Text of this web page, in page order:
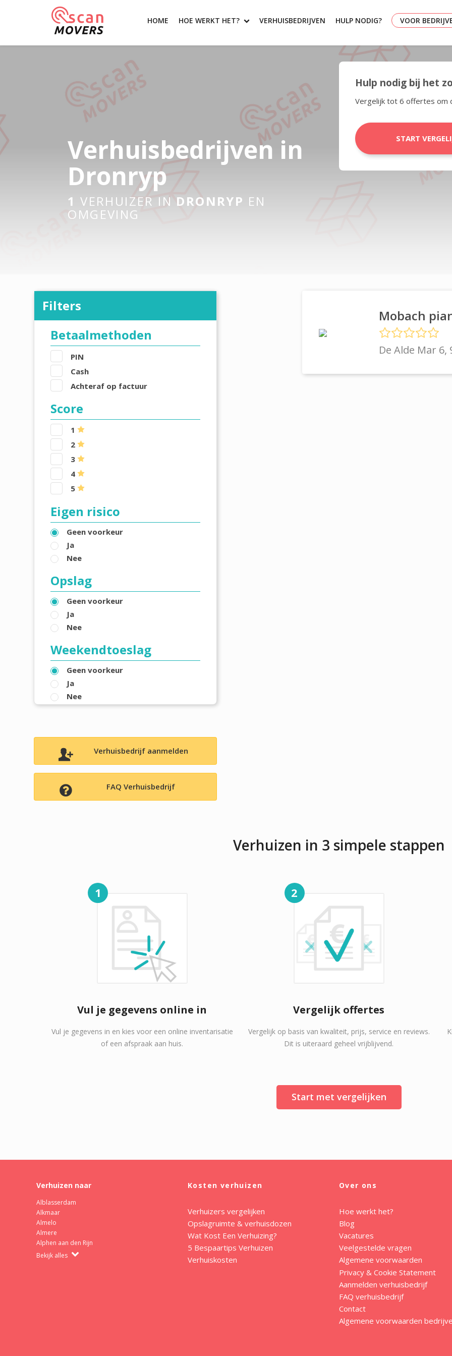
HOME HOE WERKT HET? VERHUISBEDRIJVEN HULP NODIG? VOOR
Verhuisbedrijven in
Dronryp
1 VERHUIZER IN DRONRYP EN
OMGEVING
Hulp nodig bij het
Vergelijk tot 6 offertes om
START
Filters
Betaalmethoden
PIN
Cash
Achteraf op factuur
Score
1
2
3
4
5
Eigen risico
Geen voorkeur
Ja
Nee
Opslag
Geen voorkeur
Ja
Nee
Weekendtoeslag
Geen voorkeur
Ja
Nee
Verhuisbedrijf aanmelden
FAQ Verhuisbedrijf
Mobach
De Alde Mar
Verhuizen in 3 simpele stappen
1
Vul je gegevens online in
Vul je gegevens in en kies voor een online inventarisatie
of een afspraak aan huis.
2
Vergelijk offertes
Vergelijk op basis van kwaliteit, prijs, service en reviews.
Dit is uiteraard geheel vrijblijvend.
Start met vergelijken
Verhuizen naar
Alblasserdam
Alkmaar
Almelo
Almere
Alphen aan den Rijn
Bekijk alles
Kosten verhuizen
Verhuizers vergelijken
Opslagruimte & verhuisdozen
Wat Kost Een Verhuizing?
5 Bespaartips Verhuizen
Verhuiskosten
Over ons
Hoe werkt het?
Blog
Vacatures
Veelgestelde vragen
Algemene voorwaarden
Privacy & Cookie Statement
Aanmelden verhuisbedrijf
FAQ verhuisbedrijf
Contact
Algemene voorwaarden